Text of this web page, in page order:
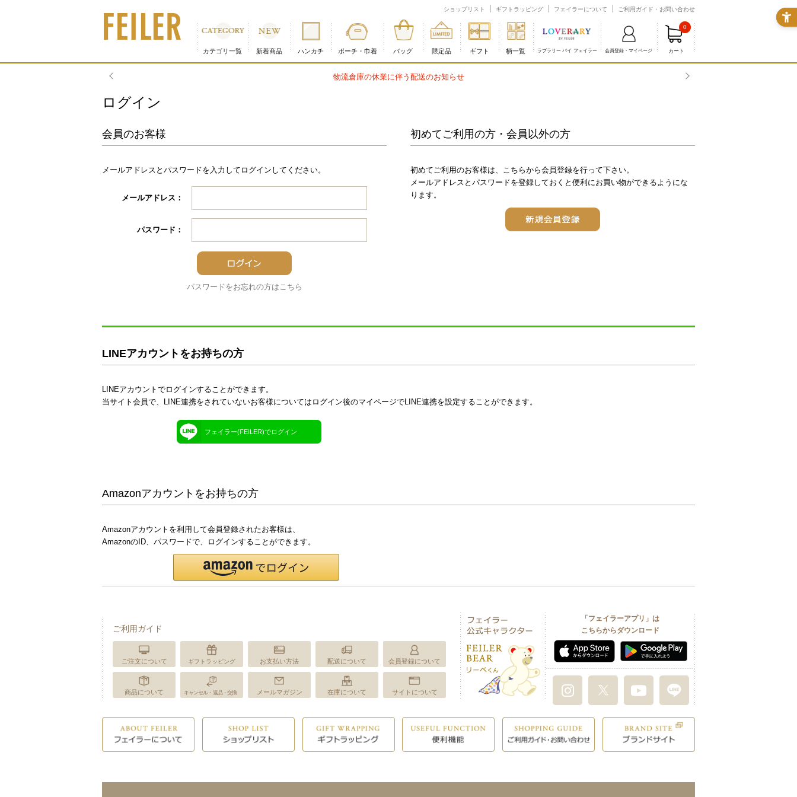
ショップリスト ギフトラッピング フェイラーについて ご利用ガイド・お問い合わせ
カテゴリ一覧 新着商品 ハンカチ ポーチ・巾着 バッグ 限定品 ギフト 柄一覧 ラブラリー バイ フェイラー 会員登録・マイページ カート
0
物流倉庫の休業に伴う配送のお知らせ
ログイン
会員のお客様
メールアドレスとパスワードを入力してログインしてください。
メールアドレス：
パスワード：
パスワードをお忘れの方はこちら
初めてご利用の方・会員以外の方
初めてご利用のお客様は、こちらから会員登録を行って下さい。
メールアドレスとパスワードを登録しておくと便利にお買い物ができるようにな
ります。
LINEアカウントをお持ちの方
LINEアカウントでログインすることができます。
当サイト会員で、LINE連携をされていないお客様についてはログイン後のマイページでLINE連携を設定することができます。
フェイラー(FEILER)でログイン
Amazonアカウントをお持ちの方
Amazonアカウントを利用して会員登録されたお客様は、
AmazonのID、パスワードで、ログインすることができます。
ご利用ガイド
ご注文について ギフトラッピング お支払い方法 配送について 会員登録について
商品について キャンセル・返品・交換 メールマガジン 在庫について サイトについて
「フェイラーアプリ」は
こちらからダウンロード